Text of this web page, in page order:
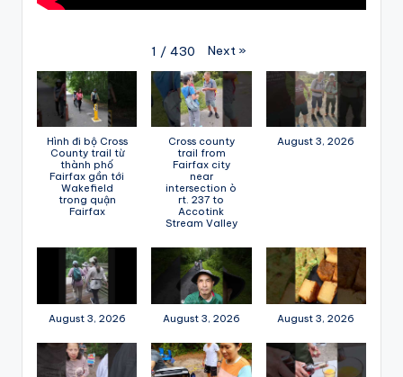
1 / 430 Next »
Hình đi bộ Cross
County trail từ
thành phố
Fairfax gần tới
Wakefield
trong quận
Fairfax
Cross county
trail from
Fairfax city
near
intersection ò
rt. 237 to
Accotink
Stream Valley
August 3, 2026
August 3, 2026 August 3, 2026 August 3, 2026